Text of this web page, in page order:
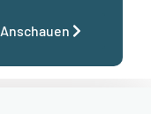
Anschauen